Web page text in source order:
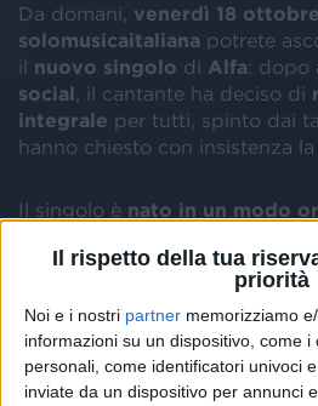
Il rispetto della tua
priorità
Noi e i nostri partner memorizziamo
informazioni su un dispositivo, come
personali, come identificatori univoci
inviate da un dispositivo per annunci
Da domani, venerdì 18 ottobre
solomusicaitaliana potrete
il nuovo singolo di Alfa: dopo
social , il cantante ha deciso di
integrale per tutti, spinto dai
hanno chiesto con insistenza la
Il singolo è nato in un modo
testo , rendendo di fatto la
centinaia di persone che hanno
idee e parolea completarla.
ritornello, infatti, erano già
social e poi anche dal vivo.